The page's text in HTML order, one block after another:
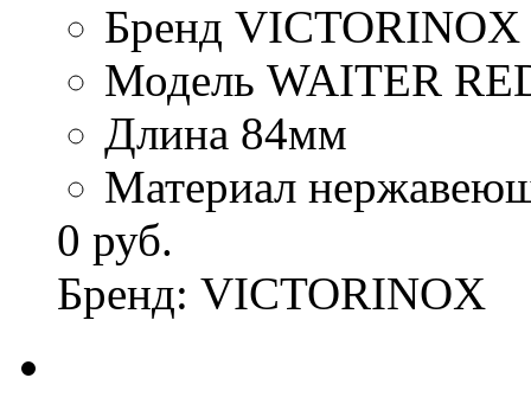
Бренд VICTORINOX
Модель WAITER
Длина 84мм
Материал
0 руб.
Бренд: VICTORINOX